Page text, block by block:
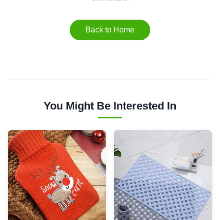
Back to Home
You Might Be Interested In